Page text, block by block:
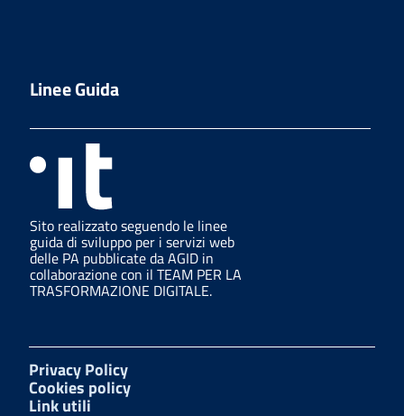
Linee Guida
Sito realizzato seguendo le linee
guida di sviluppo per i servizi web
delle PA pubblicate da AGID in
collaborazione con il TEAM PER LA
TRASFORMAZIONE DIGITALE.
Privacy Policy
Cookies policy
Link utili